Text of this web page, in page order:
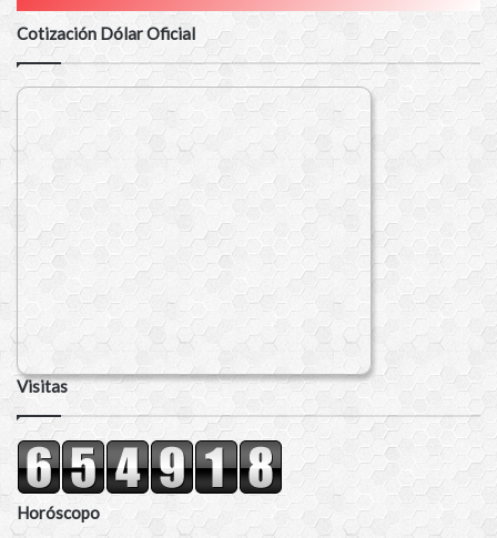
Cotización Dólar Oficial
Visitas
Horóscopo